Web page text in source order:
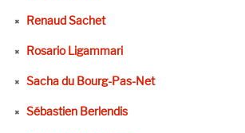
Renaud Sachet
Rosario Ligammari
Sacha du Bourg-Pas-Net
Sébastien Berlendis